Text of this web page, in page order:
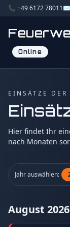
📞 +49 6172 78011✉️
Online
EINSÄTZE DER
Hier findet Ihr
nach Monaten
Jahr auswählen:
August 2026